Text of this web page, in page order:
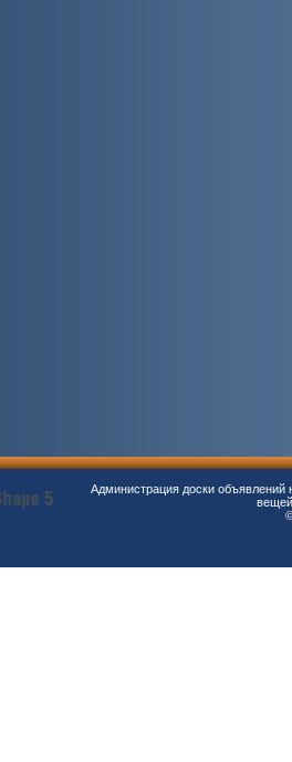
Администрация доски объявлений